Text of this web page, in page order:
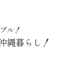
ル！
縄暮らし！